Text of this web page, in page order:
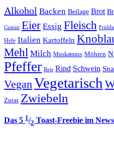
Alkohol Backen Beilage Brot
Cumin Eier Essig Fleisch
Hefe Italien Kartoffeln
Mehl Milch Muskatnuss Möhren
Pfeffer Reis Rind Schwein
VeganVegetarisch
Zutat Zwiebeln
Das 5 1/2 Toast-Freebie im